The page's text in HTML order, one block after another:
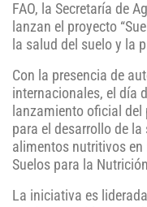
FAO, la Secretaría de
lanzan el proyecto
la salud del suelo y la
Con la presencia de
internacionales, el día
lanzamiento oficial
para el desarrollo de
alimentos nutritivos en
Suelos para la
La iniciativa es